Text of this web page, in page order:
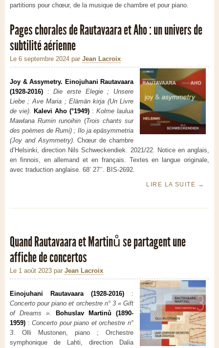
partitions pour chœur, de la musique de chambre et pour piano.
Pages chorales de Rautavaara et Aho : un univers de
subtilité aérienne
Le 6 septembre 2024 par Jean Lacroix
Joy & Assymetry. Einojuhani Rautavaara
(1928-2016) :Die erste Elegie ; Unsere
Liebe ; Ave Maria ; Elämän kirja (Un Livre
de vie). Kalevi Aho (°1949) : Kolme laulua
Mawlana Rumin runoihin (Trois chants sur
des poèmes de Rumi) ; Ilo ja epäsymmetria
(Joy and Asymmetry). Chœur de chambre
d’Helsinki, direction Nils Schweckendiek. 2021/22. Notice en anglais,
en finnois, en allemand et en français. Textes en langue originale,
avec traduction anglaise. 68’ 27’’. BIS-2692.
LIRE LA SUITE →
Quand Rautavaara et Martinů se partagent une
affiche de concertos
Le 1 août 2023 par Jean Lacroix
Einojuhani Rautavaara (1928-2016) :
Concerto pour piano et orchestre n° 3 « Gift
of Dreams ».
Bohuslav Martinů
(1890-
1959) :Concerto pour piano et orchestre n°
3. Olli Mustonen, piano ; Orchestre
symphonique de Lahti, direction Dalia